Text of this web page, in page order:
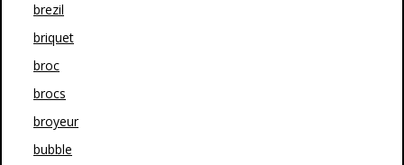
brezil
briquet
broc
brocs
broyeur
bubble